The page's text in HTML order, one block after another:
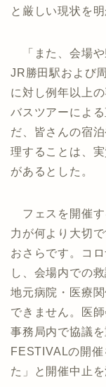
と厳しい現状を明
「また、会場や
JR勝田駅および
に対し例年以上
バスツアーによ
だ、皆さんの宿
理することは、
があるとした。
フェスを開催す
力が何より大切
おさらです。コ
し、会場内での
地元病院・医療
できません。医
事務局内で協議
FESTIVALの開
た」と開催中止